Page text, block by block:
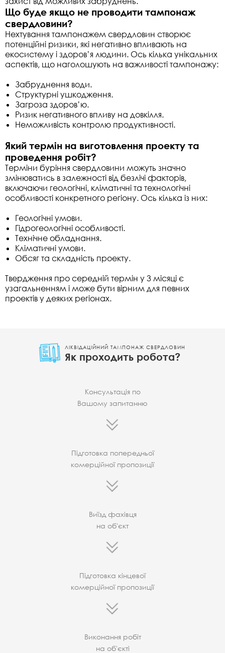
Що буде якщо не проводити тампонаж
свердловини?
Нехтування тампонажем свердловин створює
потенційні ризики, які негативно впливають на
екосистему і здоров’я людини. Ось кілька унікальних
аспектів, що наголошують на важливості тампонажу:
Забруднення води.
Структурні ушкодження.
Загроза здоров’ю.
Ризик негативного впливу на довкілля.
Неможливість контролю продуктивності.
Який термін на виготовлення проекту та
проведення робіт?
Терміни буріння свердловини можуть значно
змінюватись в залежності від безлічі факторів,
включаючи геологічні, кліматичні та технологічні
особливості конкретного регіону. Ось кілька із них:
Геологічні умови.
Гідрогеологічні особливості.
Технічне обладнання.
Кліматичні умови.
Обсяг та складність проекту.
Твердження про середній термін у 3 місяці є
узагальненням і може бути вірним для певних
проектів у деяких регіонах.
ЛІКВІДАЦІЙНИЙ ТАМПОНАЖ СВЕРДЛОВИН
Як проходить робота?
Консультація по
Вашому запитанню
Підготовка попередньої
комерційної пропозиції
Виїзд фахівця
на об'єкт
Підготовка кінцевої
комерційної пропозиції
Виконання робіт
на об'єкті